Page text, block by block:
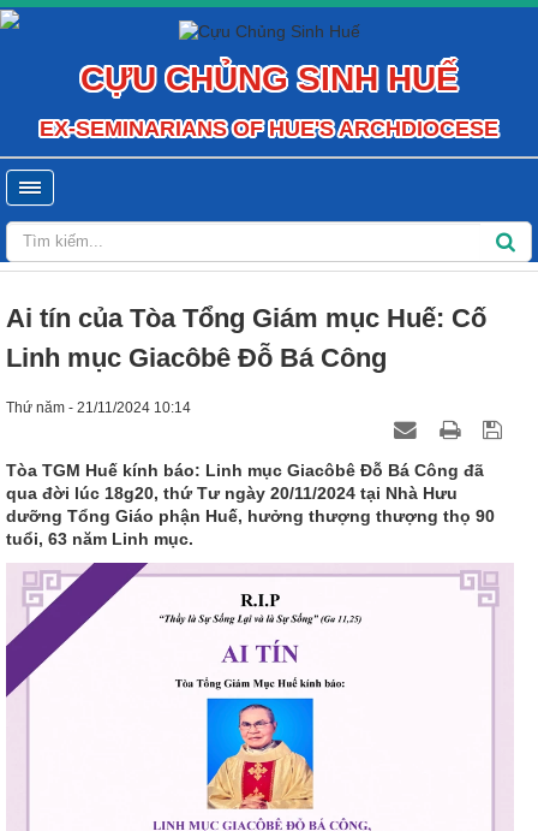
CỰU CHỦNG SINH HUẾ
EX-SEMINARIANS OF HUE'S ARCHDIOCESE
Ai tín của Tòa Tổng Giám mục Huế: Cố
Linh mục Giacôbê Đỗ Bá Công
Thứ năm - 21/11/2024 10:14
Tòa TGM Huế kính báo: Linh mục Giacôbê Đỗ Bá Công đã
qua đời lúc 18g20, thứ Tư ngày 20/11/2024 tại Nhà Hưu
dưỡng Tổng Giáo phận Huế, hưởng thượng thượng thọ 90
tuổi, 63 năm Linh mục.